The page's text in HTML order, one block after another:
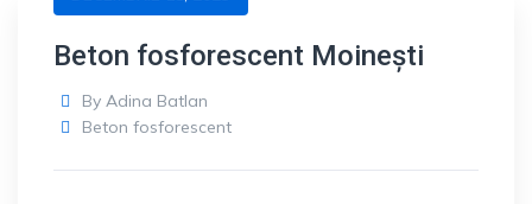
Beton fosforescent Moinești
By Adina Batlan
Beton fosforescent